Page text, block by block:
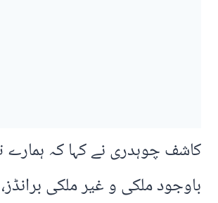
کاشف چوہدری نے کہا کہ
باوجود ملکی و غیر ملکی